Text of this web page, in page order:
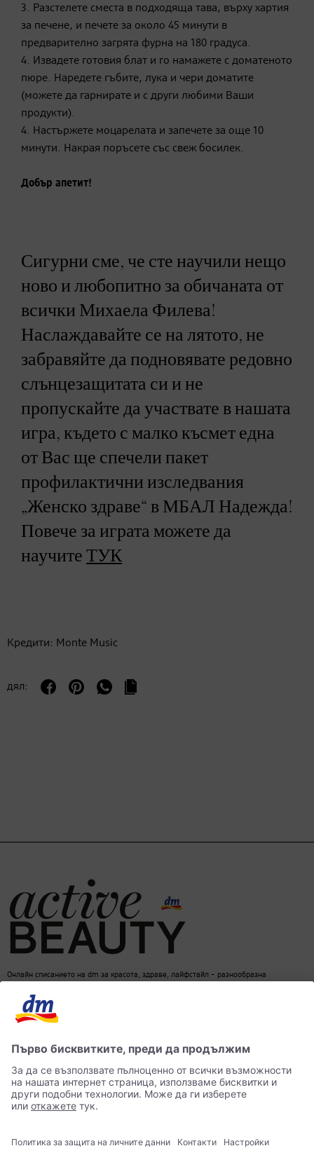
3. Разстелете сместа в подходяща тава, върху хартия
за печене, и печете за около 45 минути в
предварително загрята фурна на 180 градуса.
4. Извадете готовия блат и го намажете с доматеното
пюре. Наредете гъбите, лука и чери доматите
(можете да гарнирате и с други любими Ваши
продукти).
4. Настържете моцарелата и запечете за още 10
минути. Накрая поръсете със свеж босилек.
Добър апетит!
Сигурни сме, че сте научили нещо
ново и любопитно за обичаната от
всички Михаела Филева!
Наслаждавайте се на лятото, не
забравяйте да подновявате редовно
слънцезащитата си и не
пропускайте да участвате в нашата
игра, където с малко късмет една
от Вас ще спечели пакет
профилактични изследвания
„Женско здраве“ в МБАЛ Надежда!
Повече за играта можете да
научите ТУК
Кредити: Monte Music
дял:
Онлайн списанието на dm за красота, здраве, лайфстайл – разнообразна
dm онлайн магазин Контакти Лични данни
достъпност